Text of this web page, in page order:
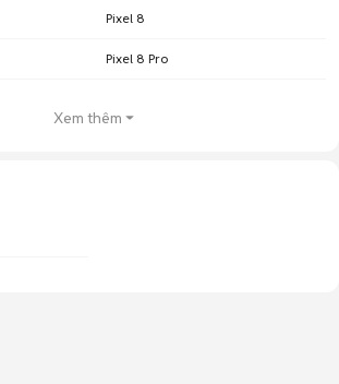
Pixel 8
Pixel 8 Pro
Xem thêm